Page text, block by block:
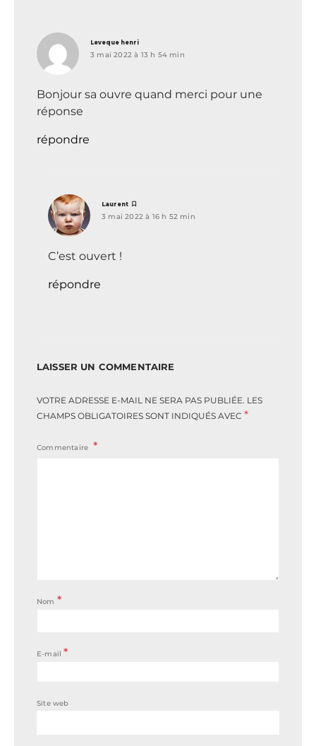
Leveque henri
3 mai 2022 à 13 h 54 min
Bonjour sa ouvre quand merci pour une
réponse
répondre
Laurent
3 mai 2022 à 16 h 52 min
C’est ouvert !
répondre
LAISSER UN COMMENTAIRE
VOTRE ADRESSE E-MAIL NE SERA PAS PUBLIÉE. LES
CHAMPS OBLIGATOIRES SONT INDIQUÉS AVEC *
Commentaire
Nom *
E-mail*
Site web